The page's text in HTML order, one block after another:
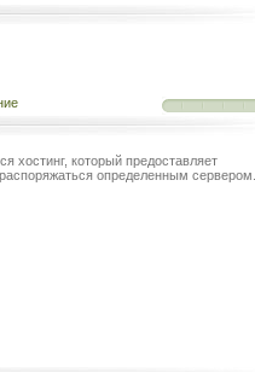
хостинг, который предоставляет
определенным сервером.